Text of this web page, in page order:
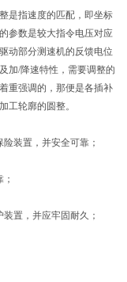
是指速度的匹配，即坐标
参数是较大指令电压对应
动部分测速机的反馈电位
加/降速特性，需要调整的
重强调的，那便是各插补
工轮廓的圆整。
装置，并安全可靠；
置，并应牢固耐久；